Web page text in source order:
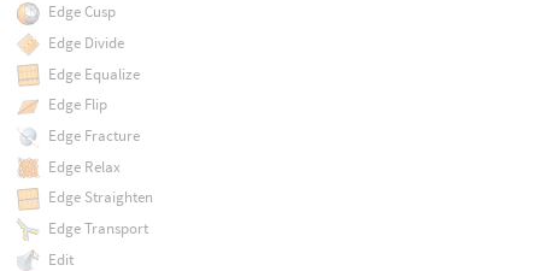
Edge Cusp
Edge Divide
Edge Equalize
Edge Flip
Edge Fracture
Edge Relax
Edge Straighten
Edge Transport
Edit